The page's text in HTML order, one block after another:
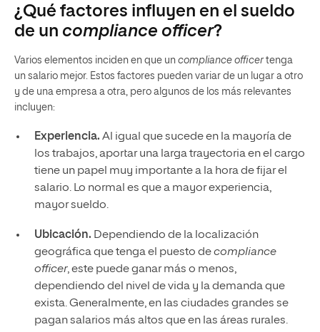
¿Qué factores influyen en el sueldo
de un compliance officer?
Varios elementos inciden en que un compliance officertenga
un salario mejor. Estos factores pueden variar de un lugar a otro
y de una empresa a otra, pero algunos de los más relevantes
incluyen:
Experiencia. Al igual que sucede en la mayoría de
los trabajos, aportar una larga trayectoria en el cargo
tiene un papel muy importante a la hora de fijar el
salario. Lo normal es que a mayor experiencia,
mayor sueldo.
Ubicación. Dependiendo de la localización
geográfica que tenga el puesto decompliance
officer, este puede ganar más o menos,
dependiendo del nivel de vida y la demanda que
exista. Generalmente, en las ciudades grandes se
pagan salarios más altos que en las áreas rurales.